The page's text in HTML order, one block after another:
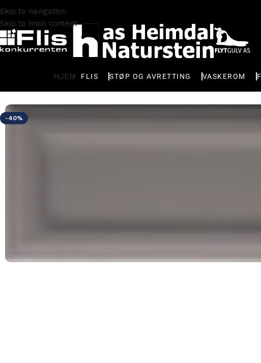
Skip to navigation
Skip to main content
HJEM FLIS STØP OG AVRETTING VASKEROM
-40%